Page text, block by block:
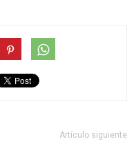
Artículo siguiente